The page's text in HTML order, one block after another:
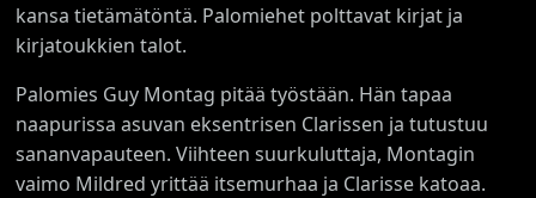
kansa tietämätöntä. Palomiehet polttavat kirjat ja
kirjatoukkien talot.
Palomies Guy Montag pitää työstään. Hän tapaa
naapurissa asuvan eksentrisen Clarissen ja tutustuu
sananvapauteen. Viihteen suurkuluttaja, Montagin
vaimo Mildred yrittää itsemurhaa ja Clarisse katoaa.